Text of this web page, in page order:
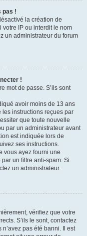
pas !
la création de
IP ou interdit le nom
un administrateur du forum
!
mot de passe. S’ils sont
avoir moins de 13 ans
les instructions reçues par
que toute nouvelle
par un administrateur avant
est indiquée lors de
ses instructions.
vous ayez fourni une
un filtre anti-spam. Si
un administrateur.
vérifiez que votre
S’ils le sont, contactez
pas été banni. Il est